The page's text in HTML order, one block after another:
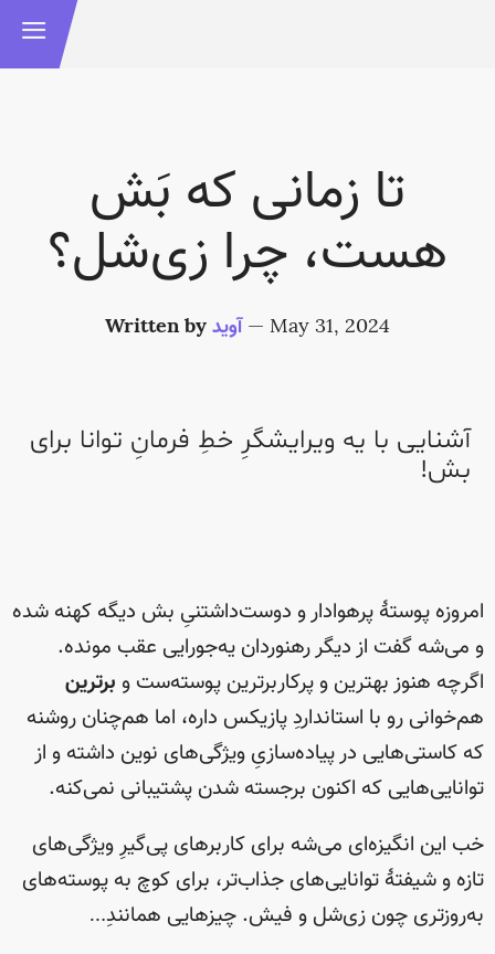
تا زمانی که بَش
هست، چرا زی‌شل؟
Written byآوید — May 31, 2024
آشنایی با یه ویرایشگرِ خطِ فرمانِ توانا برای
بش!
امروزه پوستهٔ پرهوادار و دوست‌داشتنیِ بش دیگه کهنه شده
و می‌شه گفت از دیگر رهنوردان یه‌جورایی عقب مونده.
اگرچه هنوز بهترین و پرکاربرترین پوسته‌ست و برترین
هم‌خوانی رو با استانداردِ پازیکس داره، اما هم‌چنان روشنه
که کاستی‌هایی در پیاده‌سازیِ ویژگی‌های نوین داشته و از
توانایی‌هایی که اکنون برجسته شدن پشتیبانی نمی‌کنه.
خب این انگیزه‌ای می‌شه برای کاربرهای پی‌گیرِ ویژگی‌های
تازه و شیفتهٔ توانایی‌های جذاب‌تر، برای کوچ به پوسته‌های
به‌روزتری چون زی‌شل و فیش. چیزهایی همانندِ…